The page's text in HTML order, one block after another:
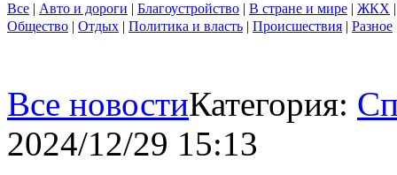
Все | Авто и дороги | Благоустройство | В стране и мире | ЖКХ
Общество | Отдых | Политика и власть | Происшествия | Разное
Все новостиКатегория:
2024/12/29 15:13